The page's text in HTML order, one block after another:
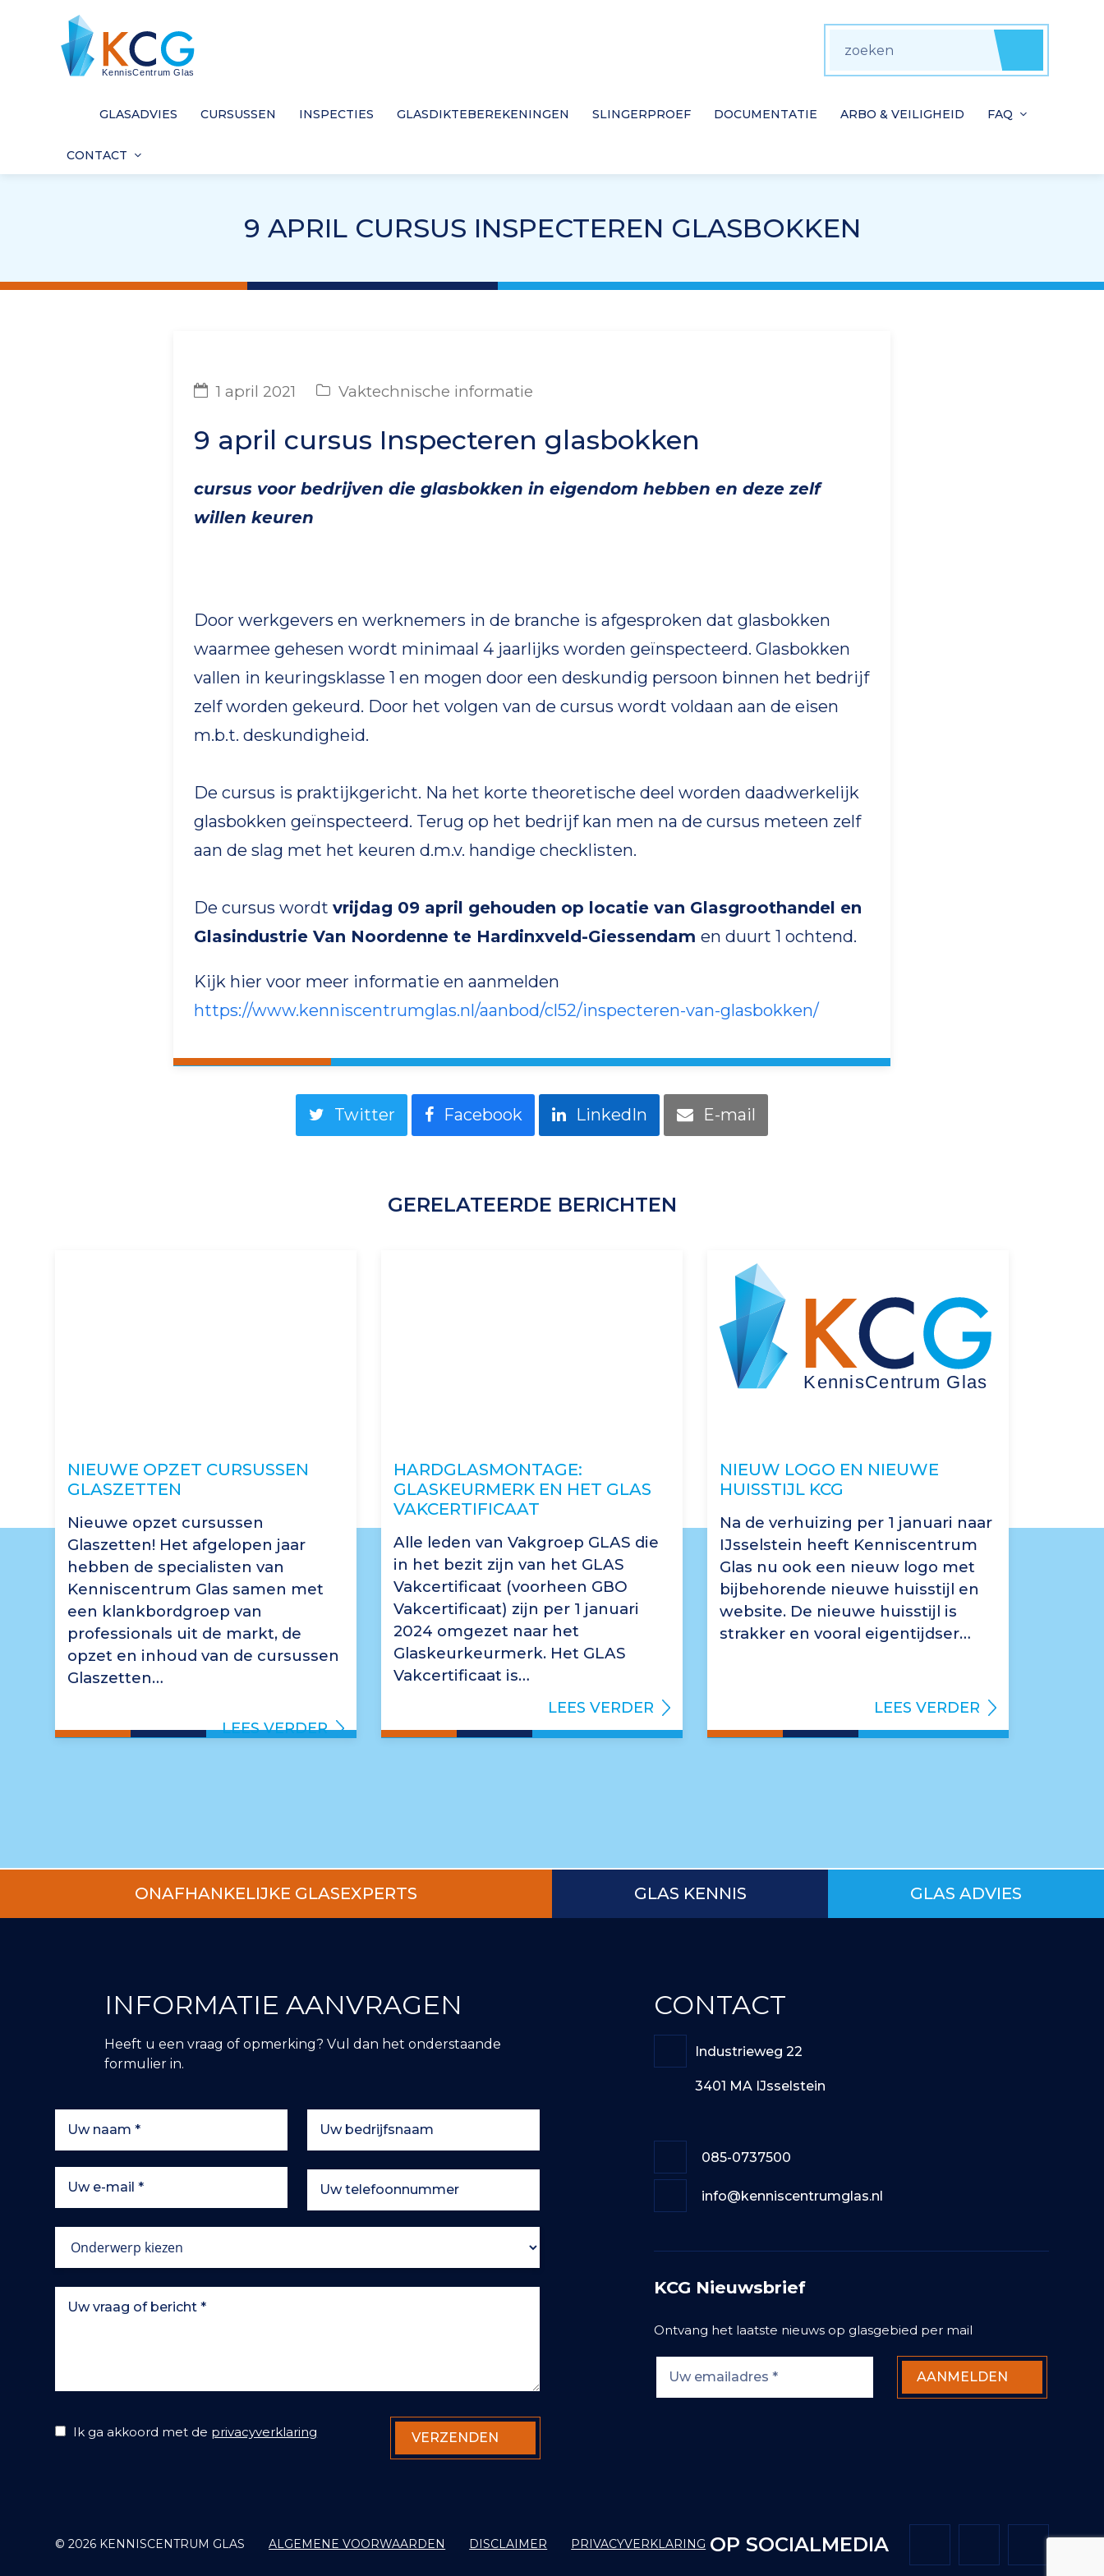
GLASADVIES CURSUSSEN INSPECTIES GLASDIKTEBEREKENINGEN SLINGERPROEF DOCUMENTATIE ARBO & VEILIGHEID FAQ
CONTACT
9 APRIL CURSUS INSPECTEREN GLASBOKKEN
1 april 2021 Vaktechnische informatie
9 april cursus Inspecteren glasbokken
cursus voor bedrijven die glasbokken in eigendom hebben en deze zelf
willen keuren
Door werkgevers en werknemers in de branche is afgesproken dat glasbokken
waarmee gehesen wordt minimaal 4 jaarlijks worden geïnspecteerd. Glasbokken
vallen in keuringsklasse 1 en mogen door een deskundig persoon binnen het bedrijf
zelf worden gekeurd. Door het volgen van de cursus wordt voldaan aan de eisen
m.b.t. deskundigheid.
De cursus is praktijkgericht. Na het korte theoretische deel worden daadwerkelijk
glasbokken geïnspecteerd. Terug op het bedrijf kan men na de cursus meteen zelf
aan de slag met het keuren d.m.v. handige checklisten.
De cursus wordtvrijdag 09 april gehouden op locatie van Glasgroothandel en
Glasindustrie Van Noordenne te Hardinxveld-Giessendamen duurt 1 ochtend.
Kijk hier voor meer informatie en aanmelden
https://www.kenniscentrumglas.nl/aanbod/cl52/inspecteren-van-glasbokken/
Twitter Facebook LinkedIn E-mail
GERELATEERDE BERICHTEN
NIEUWE OPZET CURSUSSEN
GLASZETTEN
Nieuwe opzet cursussen
Glaszetten! Het afgelopen jaar
hebben de specialisten van
Kenniscentrum Glas samen met
een klankbordgroep van
professionals uit de markt, de
opzet en inhoud van de cursussen
Glaszetten…
LEES VERDER
HARDGLASMONTAGE:
GLASKEURMERK EN HET GLAS
VAKCERTIFICAAT
Alle leden van Vakgroep GLAS die
in het bezit zijn van het GLAS
Vakcertificaat (voorheen GBO
Vakcertificaat) zijn per 1 januari
2024 omgezet naar het
Glaskeurkeurmerk. Het GLAS
Vakcertificaat is…
LEES VERDER
NIEUW LOGO EN NIEUWE
HUISSTIJL KCG
Na de verhuizing per 1 januari naar
IJsselstein heeft Kenniscentrum
Glas nu ook een nieuw logo met
bijbehorende nieuwe huisstijl en
website. De nieuwe huisstijl is
strakker en vooral eigentijdser…
LEES VERDER
ONAFHANKELIJKE GLASEXPERTS GLAS KENNIS GLAS ADVIES
INFORMATIE AANVRAGEN
Heeft u een vraag of opmerking? Vul dan het onderstaande
formulier in.
Ik ga akkoord met de privacyverklaring
CONTACT
Industrieweg 22
3401 MA IJsselstein
085-0737500
info@kenniscentrumglas.nl
KCG Nieuwsbrief
Ontvang het laatste nieuws op glasgebied per mail
© 2026 KENNISCENTRUM GLAS ALGEMENE VOORWAARDEN DISCLAIMER PRIVACYVERKLARING OP SOCIALMEDIA